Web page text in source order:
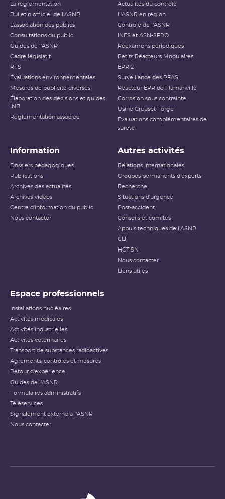
La réglementation
Bulletin officiel de l'ASNR
L’association des publics
Consultations du public
Guides de l'ASNR
Cadre législatif
RFS
Évaluations environnementales
Mesures de publicité diverses
Élaboration des décisions et guides
INB
Réglementation associée
Actualités du contrôle
L'ASNR en région
Contrôle de l'ASNR
INES et ASN-SFRO
Réexamens périodiques
Petits Réacteurs Modulaires
EPR 2
Surveillance des PFAS
Réacteur EPR de Flamanville
Corrosion sous contrainte
Usine Creusot Forge
Évaluations complémentaires de
sûreté
Information
Dossiers pédagogiques
Publications
Archives des actualités
Archives vidéos
Centre d'information du public
Nous contacter
Autres activités
Relations internationales
Groupes permanents d'experts
Recherche
Situations d'urgence
Post-accident
Conseils et comités
Appuis techniques de l'ASNR
CLI
HCTISN
Nous contacter
Liens utiles
Espace professionnels
Installations nucléaires
Activités médicales
Activités industrielles
Activités vétérinaires
Transport de substances radioactives
Agréments, contrôles et mesures
Retour d'expérience
Guides de l'ASNR
Formulaires administratifs
Téléservices
Signalement externe à l'ASNR
Nous contacter